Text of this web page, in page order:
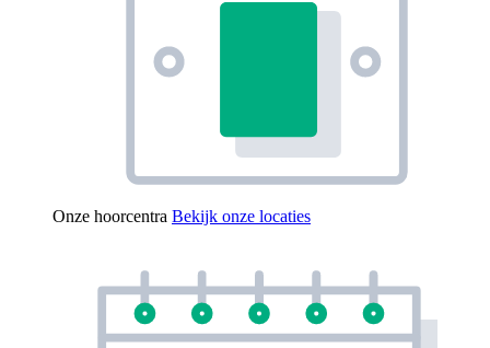
Onze hoorcentra Bekijk onze locaties